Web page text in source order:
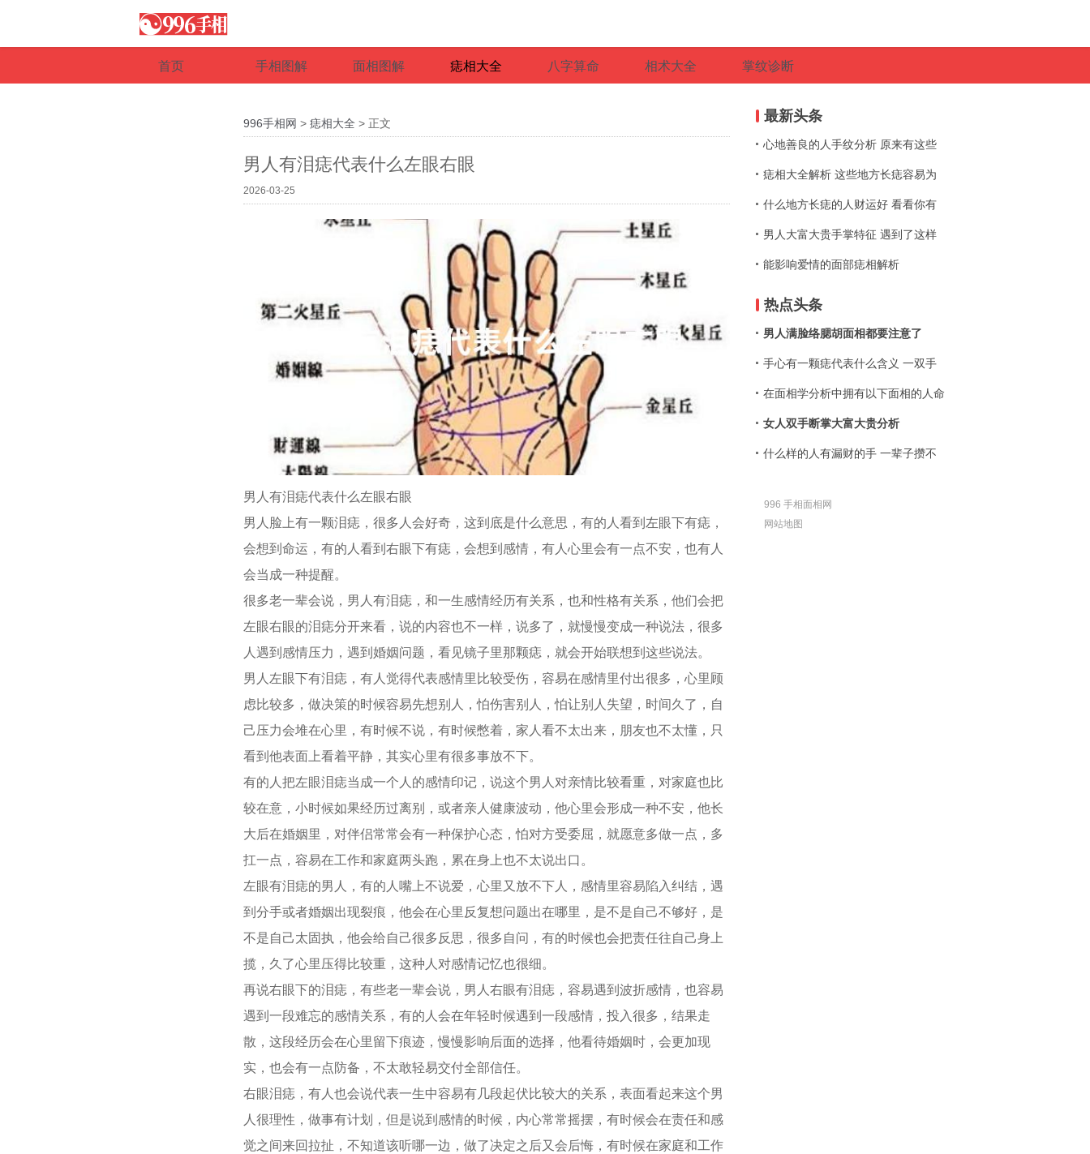
首页 手相图解 面相图解 痣相大全 八字算命 相术大全 掌纹诊断
996手相网 > 痣相大全 > 正文
男人有泪痣代表什么左眼右眼
2026-03-25
男人有泪痣代表什么左眼右眼
男人脸上有一颗泪痣，很多人会好奇，这到底是什么意思，有的人看到左眼下有痣，
会想到命运，有的人看到右眼下有痣，会想到感情，有人心里会有一点不安，也有人
会当成一种提醒。
很多老一辈会说，男人有泪痣，和一生感情经历有关系，也和性格有关系，他们会把
左眼右眼的泪痣分开来看，说的内容也不一样，说多了，就慢慢变成一种说法，很多
人遇到感情压力，遇到婚姻问题，看见镜子里那颗痣，就会开始联想到这些说法。
男人左眼下有泪痣，有人觉得代表感情里比较受伤，容易在感情里付出很多，心里顾
虑比较多，做决策的时候容易先想别人，怕伤害别人，怕让别人失望，时间久了，自
己压力会堆在心里，有时候不说，有时候憋着，家人看不太出来，朋友也不太懂，只
看到他表面上看着平静，其实心里有很多事放不下。
有的人把左眼泪痣当成一个人的感情印记，说这个男人对亲情比较看重，对家庭也比
较在意，小时候如果经历过离别，或者亲人健康波动，他心里会形成一种不安，他长
大后在婚姻里，对伴侣常常会有一种保护心态，怕对方受委屈，就愿意多做一点，多
扛一点，容易在工作和家庭两头跑，累在身上也不太说出口。
左眼有泪痣的男人，有的人嘴上不说爱，心里又放不下人，感情里容易陷入纠结，遇
到分手或者婚姻出现裂痕，他会在心里反复想问题出在哪里，是不是自己不够好，是
不是自己太固执，他会给自己很多反思，很多自问，有的时候也会把责任往自己身上
揽，久了心里压得比较重，这种人对感情记忆也很细。
再说右眼下的泪痣，有些老一辈会说，男人右眼有泪痣，容易遇到波折感情，也容易
遇到一段难忘的感情关系，有的人会在年轻时候遇到一段感情，投入很多，结果走
散，这段经历会在心里留下痕迹，慢慢影响后面的选择，他看待婚姻时，会更加现
实，也会有一点防备，不太敢轻易交付全部信任。
右眼泪痣，有人也会说代表一生中容易有几段起伏比较大的关系，表面看起来这个男
人很理性，做事有计划，但是说到感情的时候，内心常常摇摆，有时候会在责任和感
觉之间来回拉扯，不知道该听哪一边，做了决定之后又会后悔，有时候在家庭和工作
最新头条
心地善良的人手纹分析 原来有这些
痣相大全解析 这些地方长痣容易为
什么地方长痣的人财运好 看看你有
男人大富大贵手掌特征 遇到了这样
能影响爱情的面部痣相解析
热点头条
男人满脸络腮胡面相都要注意了
手心有一颗痣代表什么含义 一双手
在面相学分析中拥有以下面相的人命
女人双手断掌大富大贵分析
什么样的人有漏财的手 一辈子攒不
996 手相面相网
网站地图